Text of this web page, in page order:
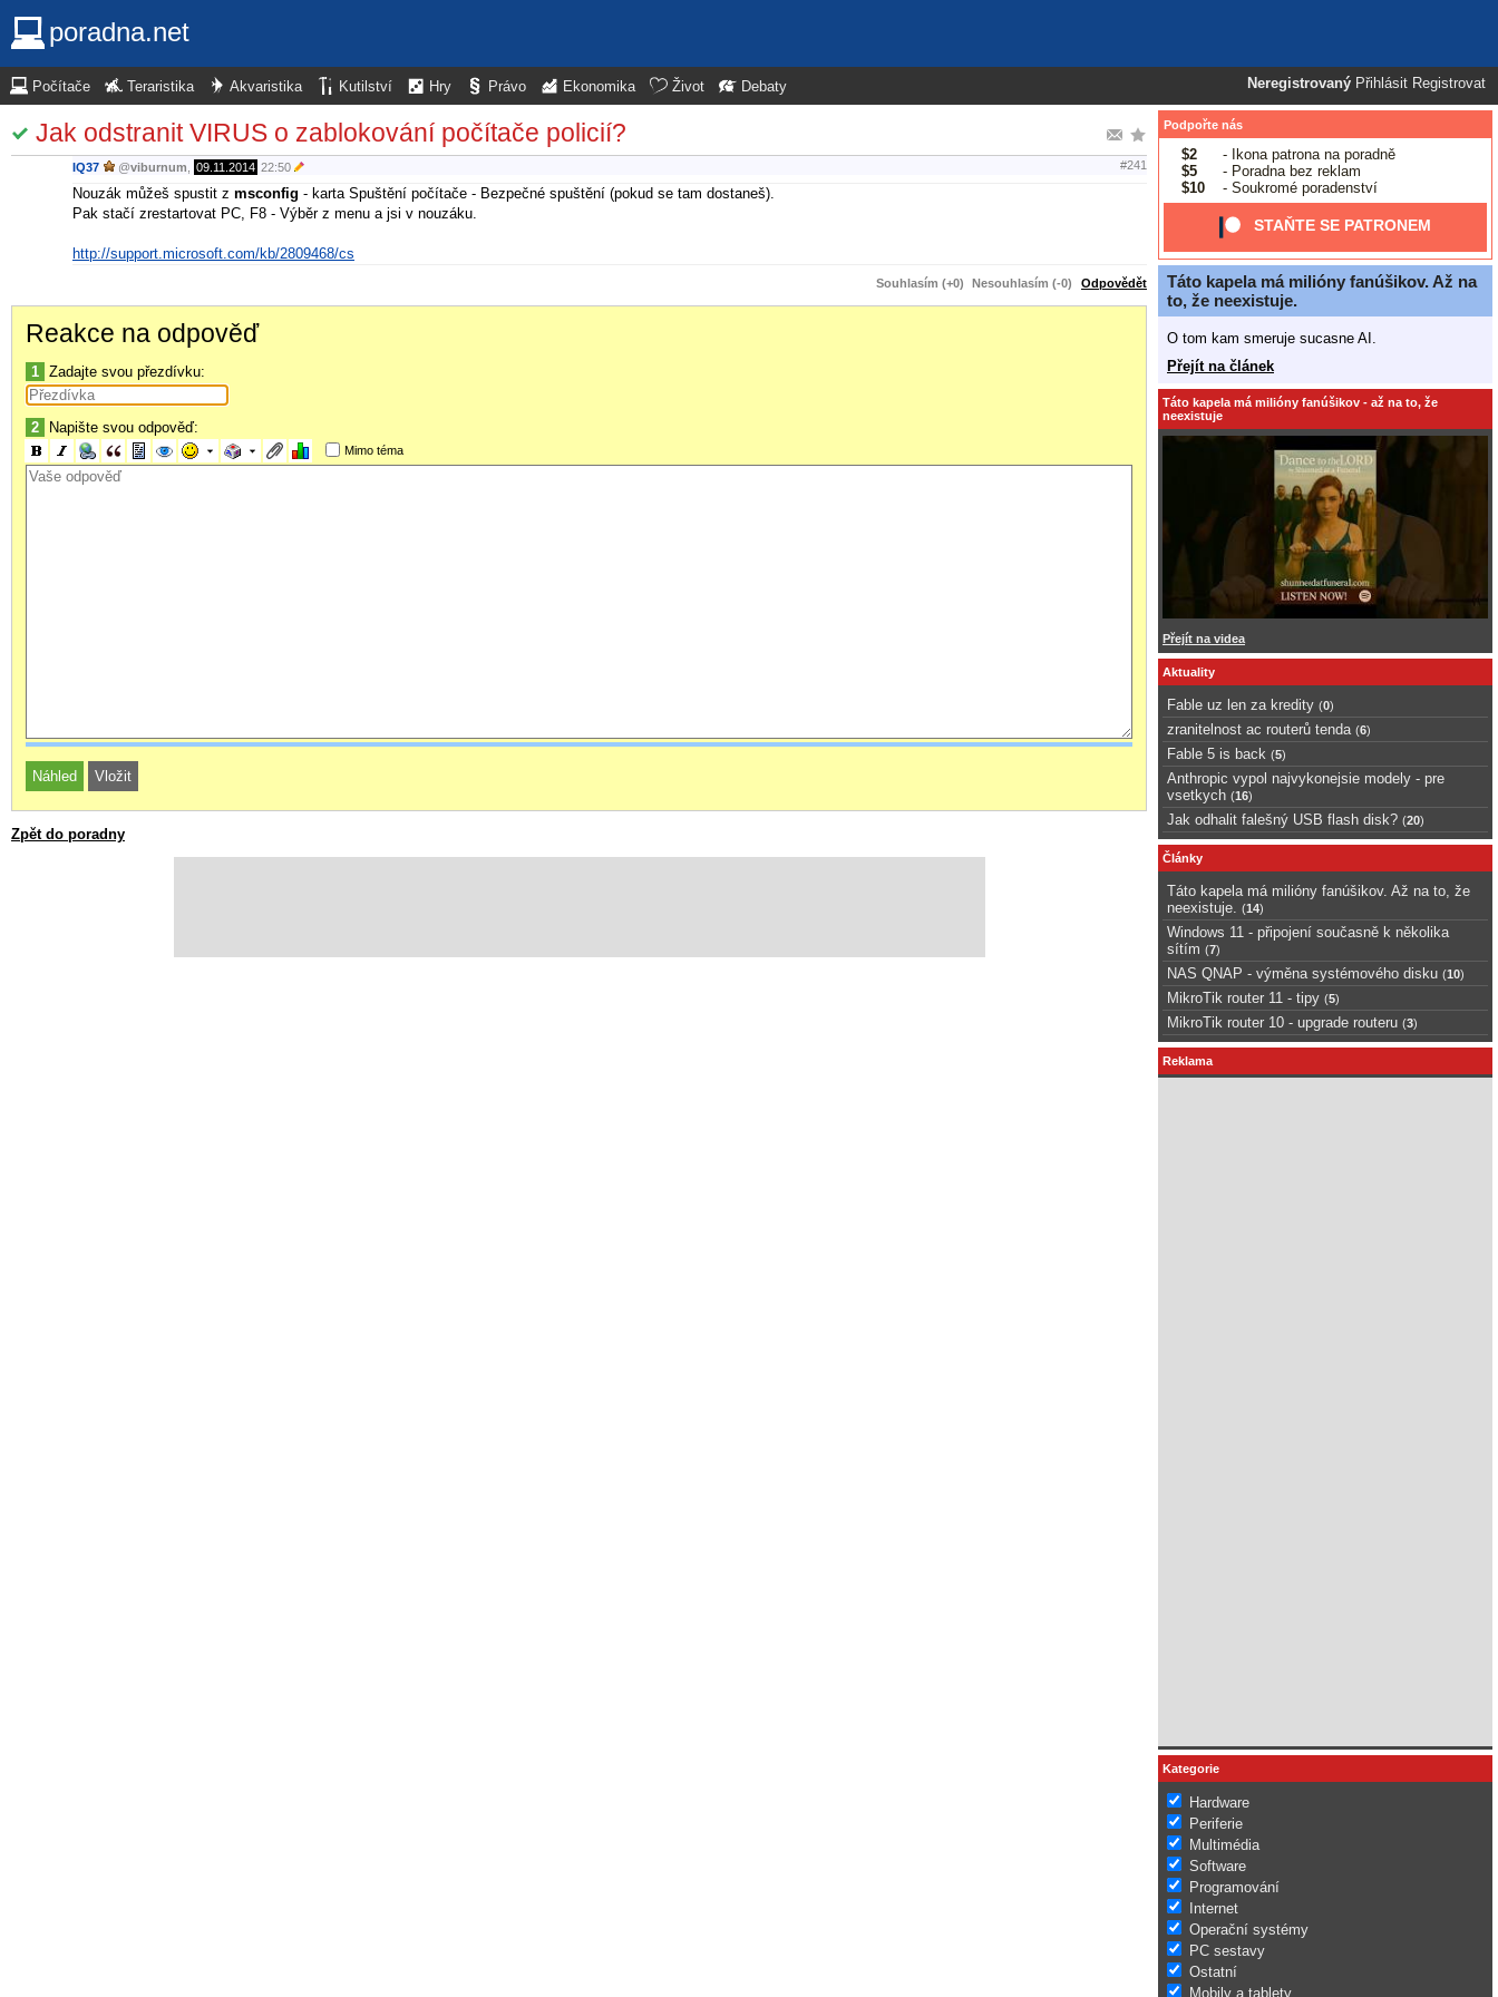
poradna.net
Neregistrovaný Přihlásit Registrovat
Počítače Teraristika Akvaristika Kutilství Hry Právo Ekonomika Život Debaty
Jak odstranit VIRUS o zablokování počítače policií?
IQ37 @viburnum 09.11.2014 22:50 #241
Nouzák můžeš spustit z msconfig - karta Spuštění počítače - Bezpečné spuštění (pokud se tam dostaneš).
Pak stačí zrestartovat PC, F8 - Výběr z menu a jsi v nouzáku.
http://support.microsoft.com/kb/2809468/cs
Souhlasím (+0) Nesouhlasím (-0) Odpovědět
Reakce na odpověď
1 Zadajte svou přezdívku:
2 Napište svou odpověď:
Mimo téma
Zpět do poradny
Podpořte nás
$2
- Ikona patrona na poradně
$5
- Poradna bez reklam
$10
- Soukromé poradenství
STAŇTE SE PATRONEM
Táto kapela má milióny fanúšikov. Až na
to, že neexistuje.
O tom kam smeruje sucasne AI.
Přejít na článek
Táto kapela má milióny fanúšikov - až na to, že
neexistuje
Přejít na videa
Aktuality
Fable uz len za kredity (0)
zranitelnost ac routerů tenda (6)
Fable 5 is back (5)
Anthropic vypol najvykonejsie modely - pre
vsetkych (16)
Jak odhalit falešný USB flash disk? (20)
Články
Táto kapela má milióny fanúšikov. Až na to, že
neexistuje.
(14)
Windows 11 - připojení současně k několika
sítím (7)
NAS QNAP - výměna systémového disku (10)
MikroTik router 11 - tipy (5)
MikroTik router 10 - upgrade routeru (3)
Reklama
Kategorie
Hardware
Periferie
Multimédia
Software
Programování
Internet
Operační systémy
PC sestavy
Ostatní
Mobily a tablety